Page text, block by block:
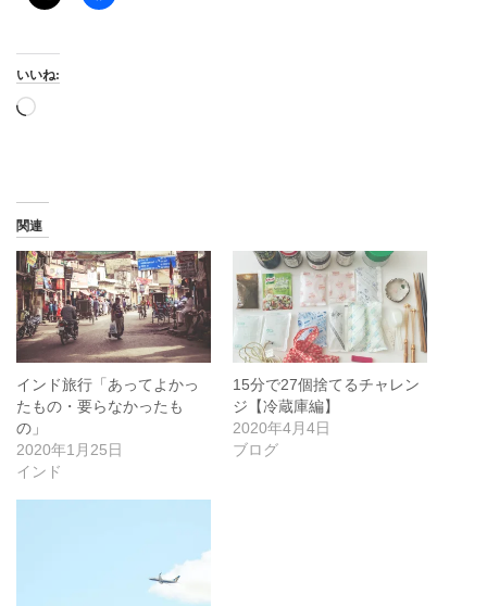
いいね:
読
関連
インド旅行「あってよかっ
たもの・要らなかったも
の」
2020年1月25日
インド
15分で27個捨てるチャレン
ジ【冷蔵庫編】
2020年4月4日
ブログ